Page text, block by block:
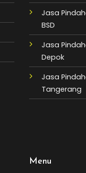
Jasa
BSD
Jasa
Depok
Jasa
Tangerang
Menu